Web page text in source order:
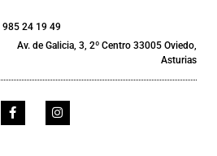
985 24 19 49
Av. de Galicia, 3, 2º Centro 33005 Oviedo,
Asturias